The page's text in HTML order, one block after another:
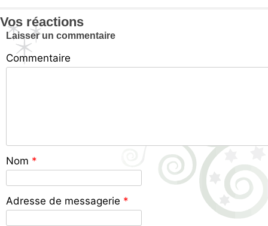
Vos réactions
Laisser un commentaire
Commentaire
Nom *
Adresse de messagerie *